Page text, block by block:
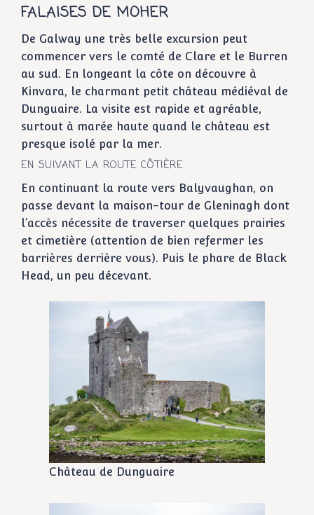
FALAISES DE MOHER
De Galway une très belle excursion peut
commencer vers le comté de Clare et le Burren
au sud. En longeant la côte on découvre à
Kinvara, le charmant petit château médiéval de
Dunguaire. La visite est rapide et agréable,
surtout à marée haute quand le château est
presque isolé par la mer.
EN SUIVANT LA ROUTE CÔTIÈRE
En continuant la route vers Balyvaughan, on
passe devant la maison-tour de Gleninagh dont
l’accès nécessite de traverser quelques prairies
et cimetière (attention de bien refermer les
barrières derrière vous). Puis le phare de Black
Head, un peu décevant.
Château de Dunguaire